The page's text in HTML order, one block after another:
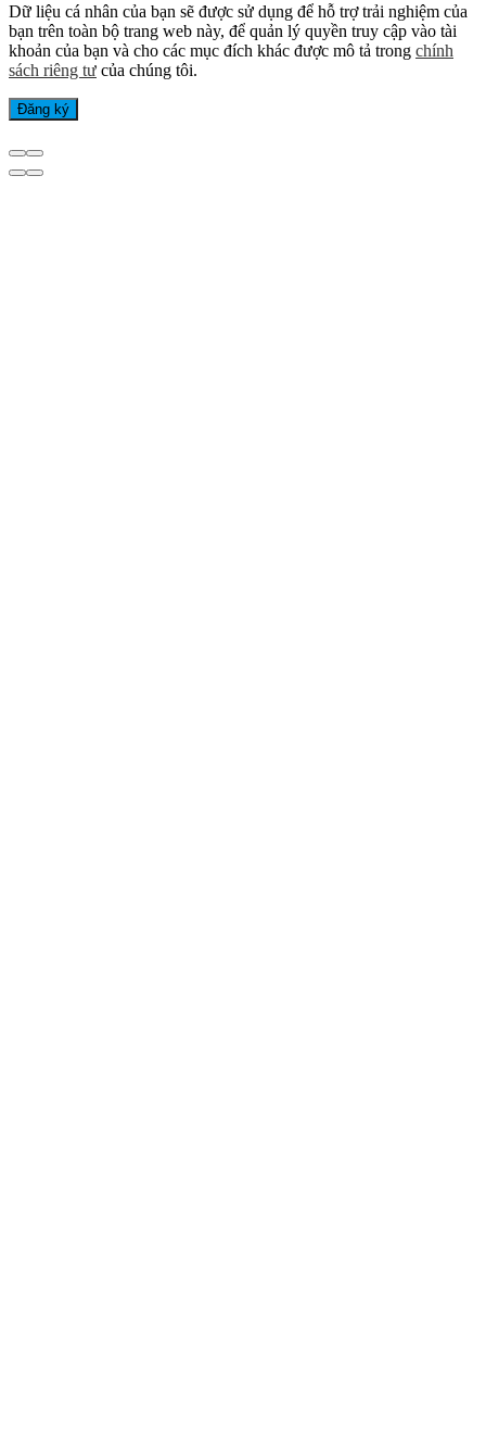
Dữ liệu cá nhân của bạn sẽ được sử dụng để hỗ trợ trải nghiệm của
bạn trên toàn bộ trang web này, để quản lý quyền truy cập vào tài
khoản của bạn và cho các mục đích khác được mô tả trong chính
sách riêng tư của chúng tôi.
Đăng ký